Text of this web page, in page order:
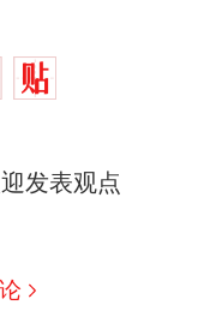
发表观点
名的考试，成绩
总统就邀请中
命中就能让航
力有多强？